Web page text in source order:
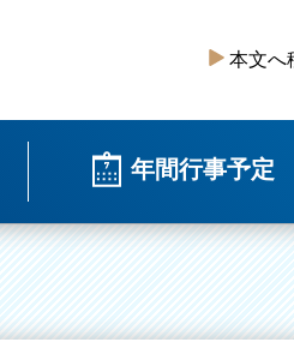
本文へ
年間行事予定